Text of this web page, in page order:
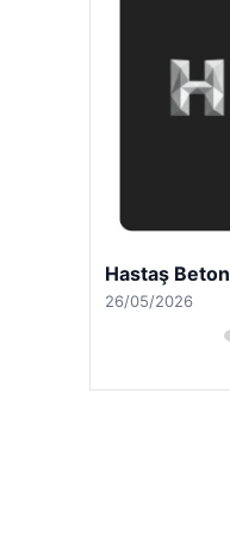
Hastaş Beton
26/05/2026